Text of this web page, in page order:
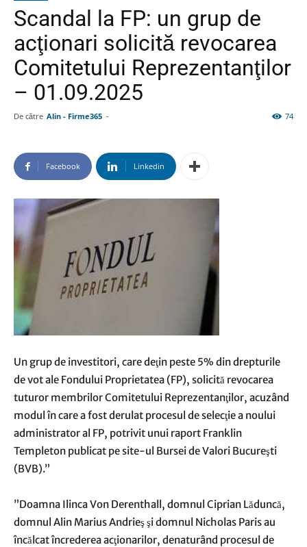
Scandal la FP: un grup de
acţionari solicită revocarea
Comitetului Reprezentanţilor
– 01.09.2025
De către Alin - Firme365 - 74
Facebook Linkedin
Un grup de investitori, care deţin peste 5% din drepturile
de vot ale Fondului Proprietatea (FP), solicită revocarea
tuturor membrilor Comitetului Reprezentanţilor, acuzând
modul în care a fost derulat procesul de selecţie a noului
administrator al FP, potrivit unui raport Franklin
Templeton publicat pe site-ul Bursei de Valori Bucureşti
(BVB).”
”Doamna Ilinca Von Derenthall, domnul Ciprian Lăduncă,
domnul Alin Marius Andrieş şi domnul Nicholas Paris au
încălcat încrederea acţionarilor, denaturând procesul de